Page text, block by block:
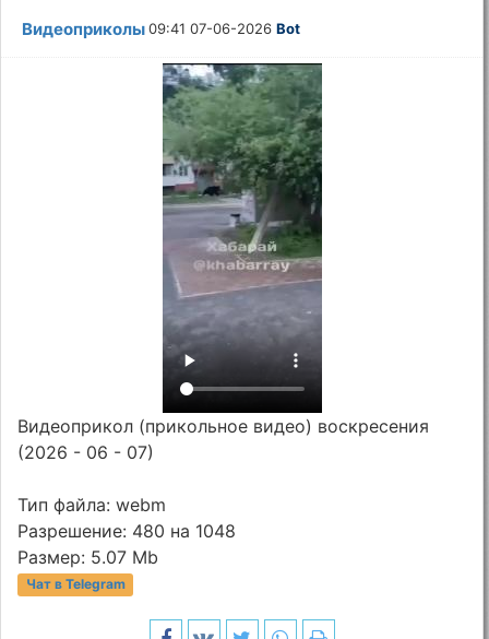
Видеоприколы09:41 07-06-2026Bot
Видеоприкол (прикольное видео) воскресения
(2026 - 06 - 07)
Тип файла: webm
Разрешение: 480 на 1048
Размер: 5.07 Mb
Чат в Telegram